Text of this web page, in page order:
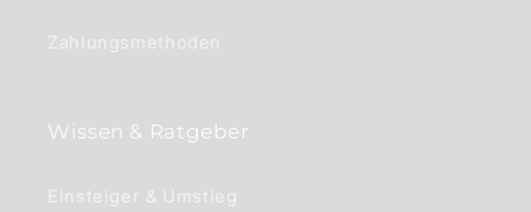
Zahlungsmethoden
Wissen & Ratgeber
Einsteiger & Umstieg